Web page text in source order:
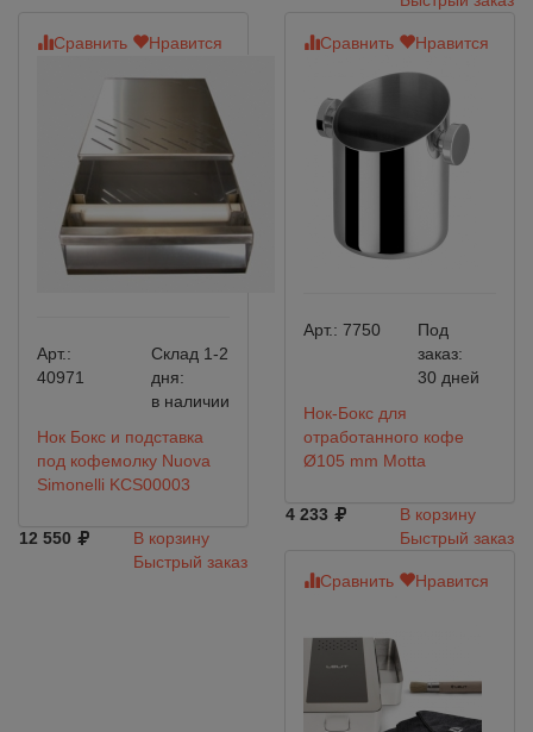
Сравнить Нравится
Арт.:
40971
Склад 1-2
дня:
в наличии
Нок Бокс и подставка
под кофемолку Nuova
Simonelli KCS00003
12 550
В корзину
Быстрый заказ
Сравнить Нравится
Арт.: 7750
Под
заказ:
30 дней
Нок-Бокс для
отработанного кофе
Ø105 mm Motta
4 233
В корзину
Быстрый заказ
Сравнить Нравится